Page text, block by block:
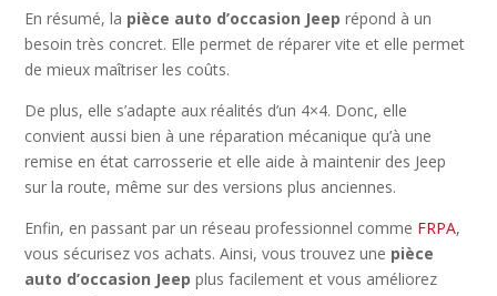
En résumé, la pièce auto d’occasion Jeep répond à un
besoin très concret. Elle permet de réparer vite et elle permet
de mieux maîtriser les coûts.
De plus, elle s’adapte aux réalités d’un 4×4. Donc, elle
convient aussi bien à une réparation mécanique qu’à une
remise en état carrosserie et elle aide à maintenir des Jeep
sur la route, même sur des versions plus anciennes.
Enfin, en passant par un réseau professionnel comme FRPA,
vous sécurisez vos achats. Ainsi, vous trouvez une pièce
auto d’occasion Jeep plus facilement et vous améliorez